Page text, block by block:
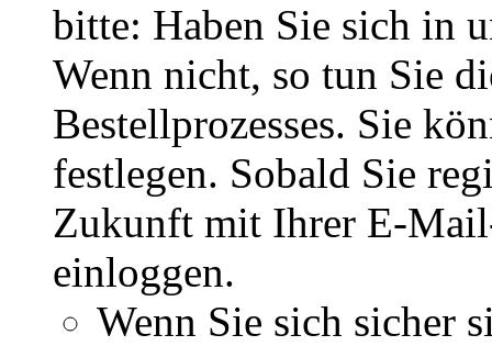
bitte: Haben Sie sich in
Wenn nicht, so tun Sie
Bestellprozesses. Sie
festlegen. Sobald Sie
Zukunft mit Ihrer E-
einloggen.
Wenn Sie sich sicher